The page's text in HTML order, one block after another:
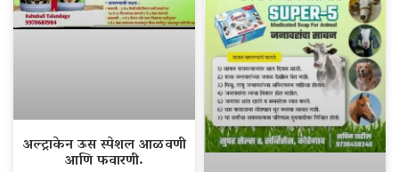
अल्ट्राकेन ऊस स्पेशल आळवणी
आणि फवारणी.